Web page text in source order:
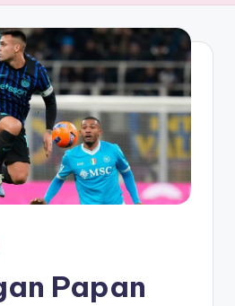
Papan